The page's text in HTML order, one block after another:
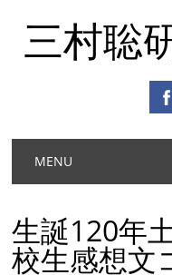
三村聡
Main menu
MENU
生誕120年
校生感想文